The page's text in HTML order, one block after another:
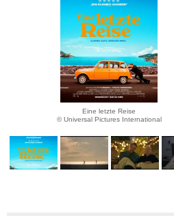
Eine letzte Reise
© Universal Pictures International